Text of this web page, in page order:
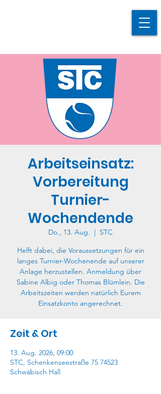
Arbeitseinsatz:
Vorbereitung
Turnier-
Wochendende
Do., 13. Aug.
  |
STC
Helft dabei, die Voraussetzungen für ein
langes Turnier-Wochenende auf unserer
Anlage herzustellen. Anmeldung über
Sabine Albig oder Thomas Blümlein. Die
Arbeitszeiten werden natürlich Eurem
Einsatzkonto angerechnet.
Zeit & Ort
13. Aug. 2026, 09:00
STC, Schenkenseestraße 75 74523
Schwäbisch Hall